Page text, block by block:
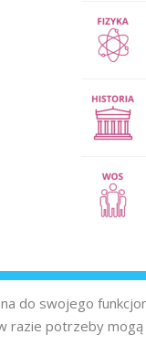
do swojego
razie potrzeby mogą